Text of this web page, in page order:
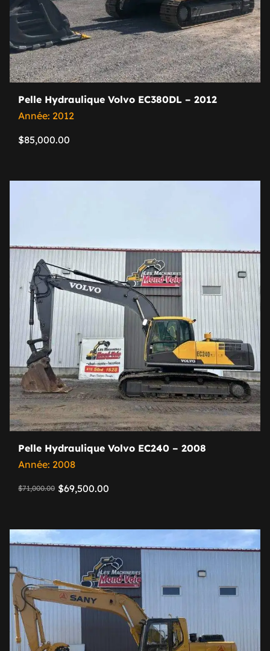
Pelle Hydraulique Volvo EC380DL – 2012
Année: 2012
$85,000.00
Pelle Hydraulique Volvo EC240 – 2008
Année: 2008
$71,000.00 $69,500.00